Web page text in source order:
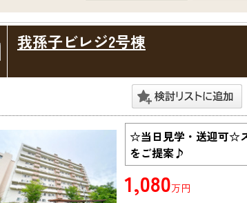
我孫子ビレジ2号棟
☆当日見学・送迎可☆
をご提案♪
1,080万円